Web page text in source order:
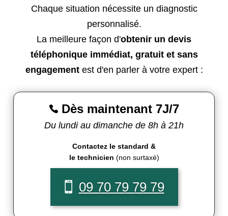
Chaque situation nécessite un diagnostic
personnalisé.
La meilleure façon d'obtenir un devis
téléphonique immédiat, gratuit et sans
engagementest d'en parler à votre expert :
 Dès maintenant 7J/7
Du lundi au dimanche de 8h à 21h
Contactez le standard &
le technicien (non surtaxé)
09 70 79 79 79